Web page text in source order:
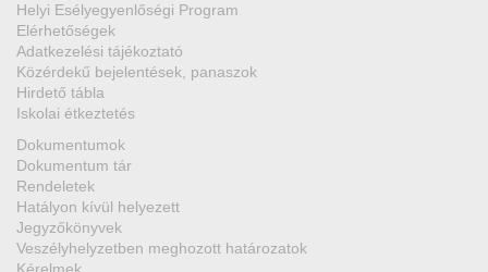
Helyi Esélyegyenlőségi Program
Elérhetőségek
Adatkezelési tájékoztató
Közérdekű bejelentések, panaszok
Hirdető tábla
Iskolai étkeztetés
Dokumentumok
Dokumentum tár
Rendeletek
Hatályon kívül helyezett
Jegyzőkönyvek
Veszélyhelyzetben meghozott határozatok